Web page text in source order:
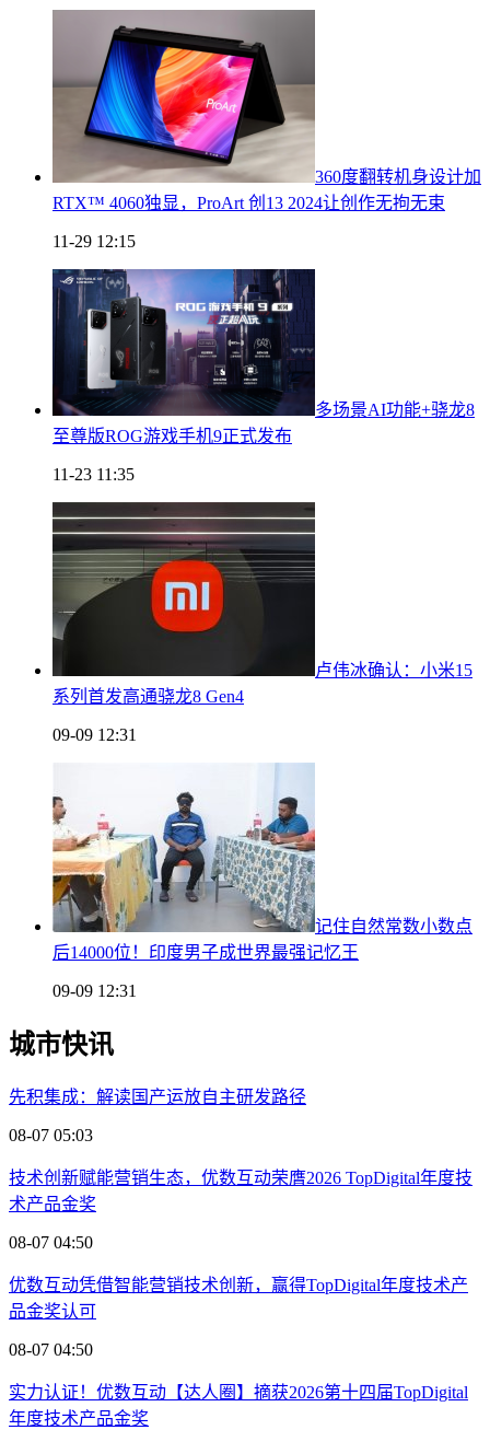
360度翻转机身设计加
RTX™ 4060独显，ProArt 创13 2024让创作无拘无束
11-29 12:15
多场景AI功能+骁龙8
至尊版ROG游戏手机9正式发布
11-23 11:35
卢伟冰确认：小米15
系列首发高通骁龙8 Gen4
09-09 12:31
记住自然常数小数点
后14000位！印度男子成世界最强记忆王
09-09 12:31
城市快讯
先积集成：解读国产运放自主研发路径
08-07 05:03
技术创新赋能营销生态，优数互动荣膺2026 TopDigital年度技
术产品金奖
08-07 04:50
优数互动凭借智能营销技术创新，赢得TopDigital年度技术产
品金奖认可
08-07 04:50
实力认证！优数互动【达人圈】摘获2026第十四届TopDigital
年度技术产品金奖